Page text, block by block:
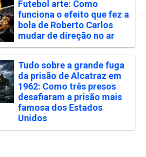
Futebol arte: Como
funciona o efeito que fez a
bola de Roberto Carlos
mudar de direção no ar
Tudo sobre a grande fuga
da prisão de Alcatraz em
1962: Como três presos
desafiaram a prisão mais
famosa dos Estados
Unidos